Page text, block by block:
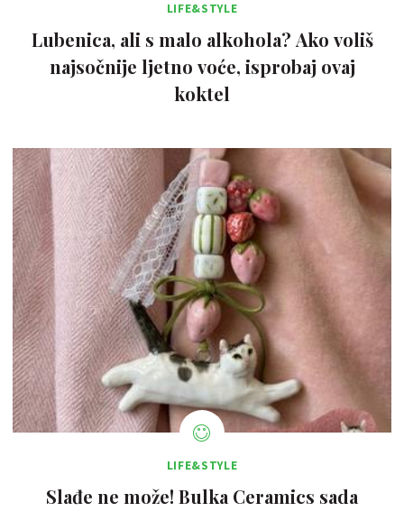
LIFE&STYLE
Lubenica, ali s malo alkohola? Ako voliš
najsočnije ljetno voće, isprobaj ovaj
koktel
LIFE&STYLE
Slađe ne može! Bulka Ceramics sada